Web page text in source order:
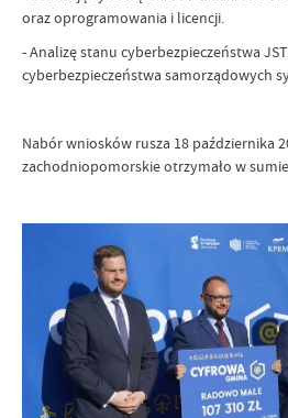
oraz oprogramowania i licencji.
- Analizę stanu cyberbezpieczeństwa
cyberbezpieczeństwa samorządowych
Nabór wniosków rusza 18 października
zachodniopomorskie otrzymało w